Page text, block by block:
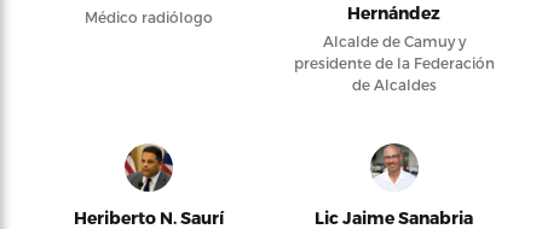
Médico radiólogo
Hernández
Alcalde de Camuy y
presidente de la Federación
de Alcaldes
Heriberto N. Saurí Lic Jaime Sanabria